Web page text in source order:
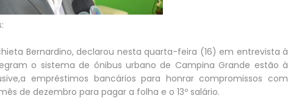
Bernardino, declarou nesta quarta-feira (16) em entrevista à
o sistema de ônibus urbano de Campina Grande estão à
empréstimos bancários para honrar compromissos com
de dezembro para pagar a folha e o 13º salário.